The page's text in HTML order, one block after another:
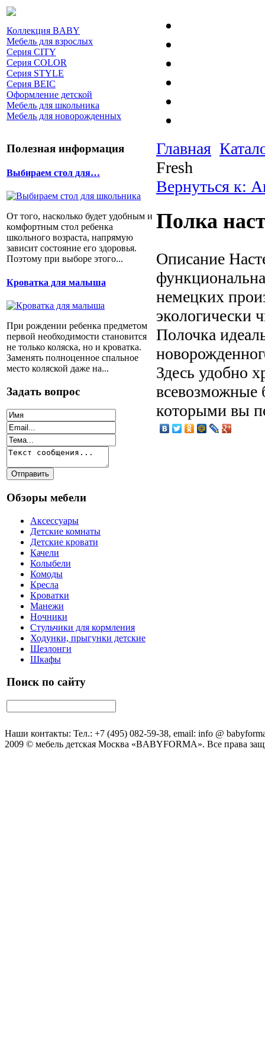
Коллекция BABY
Мебель для взрослых
Серия CITY
Серия COLOR
Серия STYLE
Серия BEIC
Оформление детской
Мебель для школьника
Мебель для новорожденных
Полезная информация
Выбираем стол для…
От того, насколько будет удобным и
комфортным стол ребенка
школьного возраста, напрямую
зависит состояние его здоровья.
Поэтому при выборе этого...
Кроватка для малыша
При рождении ребенка предметом
первой необходимости становится
не только коляска, но и кроватка.
Заменять полноценное спальное
место коляской даже на...
Задать вопрос
Обзоры мебели
Аксессуары
Детские комнаты
Детские кровати
Качели
Колыбели
Комоды
Кресла
Кроватки
Манежи
Ночники
Стульчики для кормления
Ходунки, прыгунки детские
Шезлонги
Шкафы
Поиск по сайту
Главная
Fresh
Вернуться к:
Полка
Описание
немецких
экологически
Полочка
Здесь удобно
всевозможные
которыми вы
Наши контакты: Тел.: +7 (495) 082-59-38, email: info @
2009 © мебель детская Москва «BABYFORMA». Все права